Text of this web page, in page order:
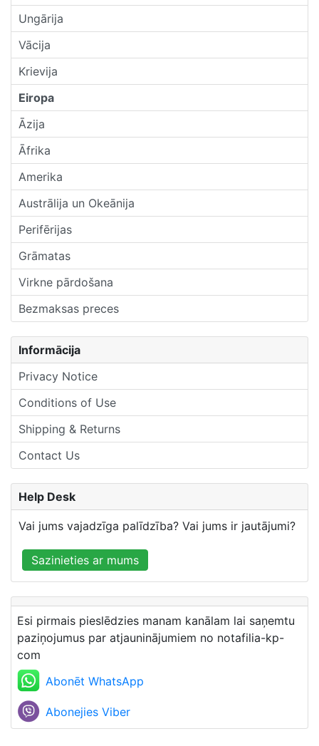
Ungārija
Vācija
Krievija
Eiropa
Āzija
Āfrika
Amerika
Austrālija un Okeānija
Perifērijas
Grāmatas
Virkne pārdošana
Bezmaksas preces
Informācija
Privacy Notice
Conditions of Use
Shipping & Returns
Contact Us
Help Desk
Vai jums vajadzīga palīdzība? Vai jums ir jautājumi?
Sazinieties ar mums
Esi pirmais pieslēdzies manam kanālam lai saņemtu
paziņojumus par atjauninājumiem no notafilia-kp-
com
Abonēt WhatsApp
Abonejies Viber